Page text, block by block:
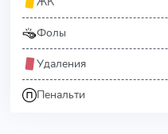
Фолы
Удаления
Пенальти